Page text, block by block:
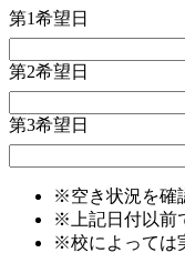
第1希望日
第2希望日
第3希望日
※空き状況を確
※上記日付以前
※校によっては